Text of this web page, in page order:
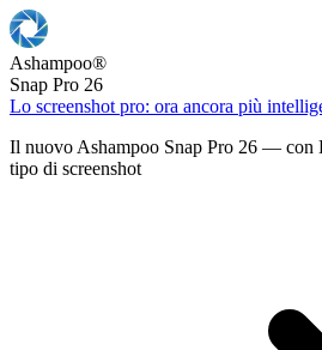
Ashampoo®
Snap Pro 26
Lo screenshot pro: ora ancora più
Il nuovo Ashampoo Snap Pro 26 — con
tipo di screenshot